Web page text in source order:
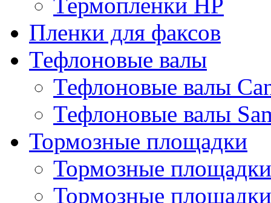
Термопленки HP
Пленки для факсов
Тефлоновые валы
Тефлоновые валы
Тефлоновые валы
Тормозные площадки
Тормозные
Тормозные